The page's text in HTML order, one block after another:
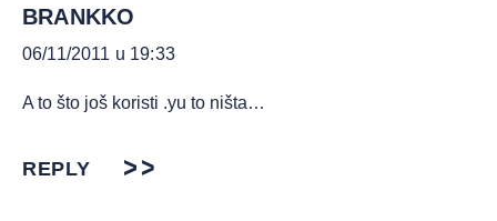
BRANKKO
06/11/2011 u 19:33
A to što još koristi .yu to ništa…
REPLY